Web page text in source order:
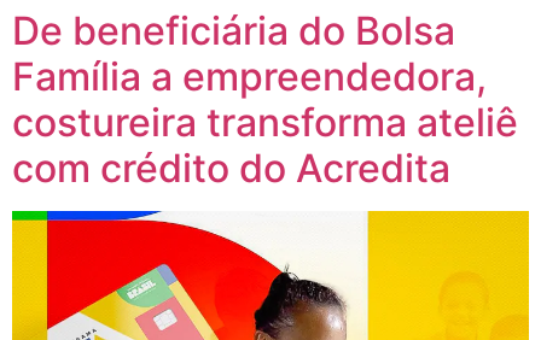
De beneficiária do Bolsa
Família a empreendedora,
costureira transforma ateliê
com crédito do Acredita